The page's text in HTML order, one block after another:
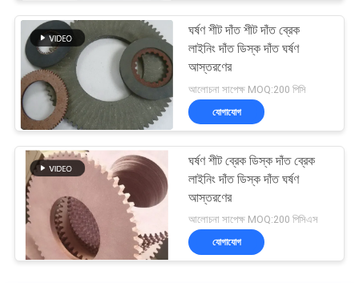
ঘর্ষণ শীট দাঁত শীট দাঁত ব্রেক
লাইনিং দাঁত ডিস্ক দাঁত ঘর্ষণ
আস্তরণের
আলোচনা সাপেক্ষ MOQ:200 পিসি
যোগাযোগ
ঘর্ষণ শীট ব্রেক ডিস্ক দাঁত ব্রেক
লাইনিং দাঁত ডিস্ক দাঁত ঘর্ষণ
আস্তরণের
আলোচনা সাপেক্ষ MOQ:200 পিসিএস
যোগাযোগ